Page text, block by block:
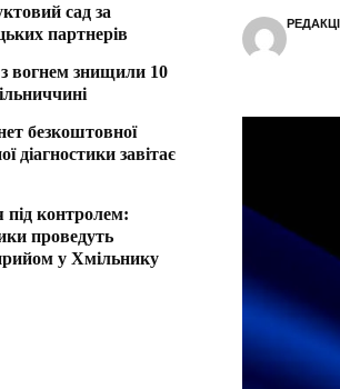
сад за
партнерів
вогнем знищили 10
безкоштовної
діагностики завітає
під контролем:
проведуть
у Хмільнику